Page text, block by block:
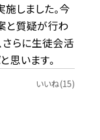
しました。今
と質疑が行わ
さらに生徒会活
思います。
いいね(15)